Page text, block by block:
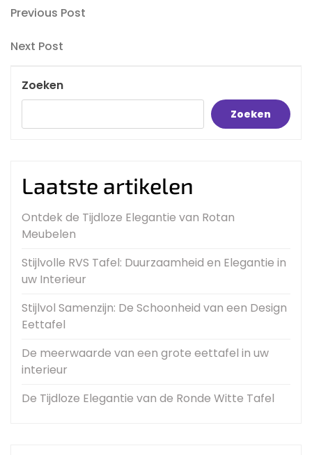
Bericht
navigatie
Previous
Previous Post
Next
Next Post
Zoeken
Zoeken
Laatste artikelen
Ontdek de Tijdloze Elegantie van Rotan
Meubelen
Stijlvolle RVS Tafel: Duurzaamheid en Elegantie in
uw Interieur
Stijlvol Samenzijn: De Schoonheid van een Design
Eettafel
De meerwaarde van een grote eettafel in uw
interieur
De Tijdloze Elegantie van de Ronde Witte Tafel